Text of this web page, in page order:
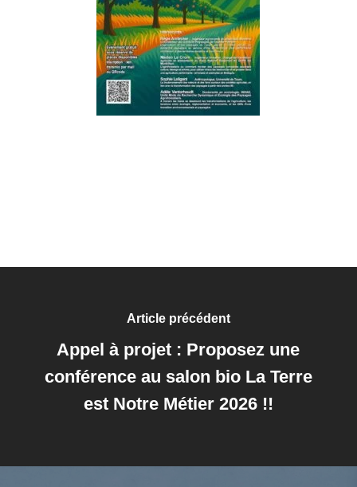
Article précédent
Appel à projet : Proposez une
conférence au salon bio La Terre
est Notre Métier 2026 !!